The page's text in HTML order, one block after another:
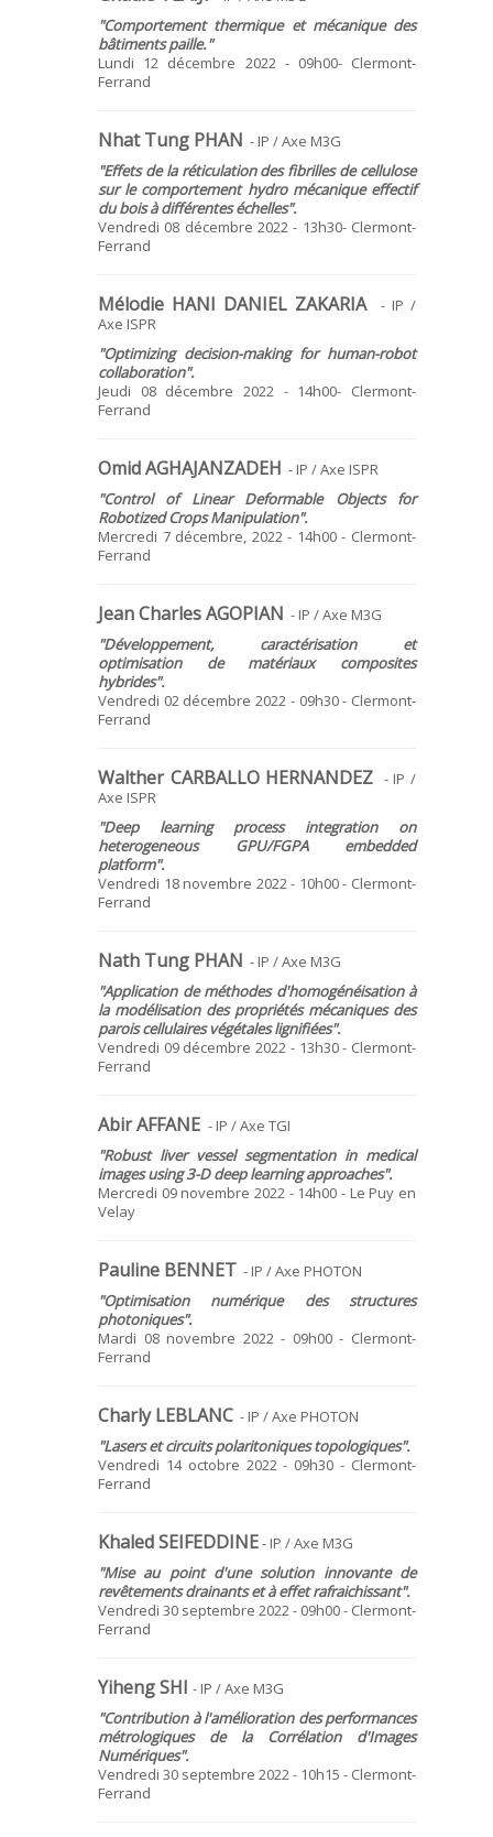
"Comportement thermique et mécanique des
bâtiments paille."
Lundi 12 décembre 2022 - 09h00- Clermont-
Ferrand
Nhat Tung PHAN - IP / Axe M3G
"Effets de la réticulation des fibrilles de cellulose
sur le comportement hydro mécanique effectif
du bois à différentes échelles".
Vendredi 08 décembre 2022 - 13h30- Clermont-
Ferrand
Mélodie HANI DANIEL ZAKARIA- IP /
Axe ISPR
"Optimizing decision-making for human-robot
collaboration".
Jeudi 08 décembre 2022 - 14h00- Clermont-
Ferrand
Omid AGHAJANZADEH - IP / Axe ISPR
"Control of Linear Deformable Objects for
Robotized Crops Manipulation".
Mercredi 7 décembre, 2022 - 14h00 - Clermont-
Ferrand
Jean Charles AGOPIAN - IP / Axe M3G
"Développement, caractérisation et
optimisation de matériaux composites
hybrides".
Vendredi 02 décembre 2022 - 09h30 - Clermont-
Ferrand
Walther CARBALLO HERNANDEZ - IP /
Axe ISPR
"Deep learning process integration on
heterogeneous GPU/FGPA embedded
platform".
Vendredi 18 novembre 2022 - 10h00 - Clermont-
Ferrand
Nath Tung PHAN - IP / Axe M3G
"Application de méthodes d'homogénéisation à
la modélisation des propriétés mécaniques des
parois cellulaires végétales lignifiées".
Vendredi 09 décembre 2022 - 13h30 - Clermont-
Ferrand
Abir AFFANE - IP / Axe TGI
"Robust liver vessel segmentation in medical
images using 3-D deep learningapproaches".
Mercredi 09 novembre 2022 - 14h00 - Le Puy en
Velay
Pauline BENNET - IP / Axe PHOTON
"Optimisation numérique des structures
photoniques".
Mardi 08 novembre 2022 - 09h00 - Clermont-
Ferrand
Charly LEBLANC - IP / Axe PHOTON
"Lasers et circuits polaritoniques topologiques".
Vendredi 14 octobre 2022 - 09h30 - Clermont-
Ferrand
Khaled SEIFEDDINE- IP / Axe M3G
"Mise au point d'une solution innovante de
revêtements drainants et à effet rafraichissant".
Vendredi 30 septembre 2022 - 09h00 - Clermont-
Ferrand
Yiheng SHI - IP / Axe M3G
"Contribution à l'amélioration des performances
métrologiques de la Corrélation d'Images
Numériques".
Vendredi 30 septembre 2022 - 10h15 - Clermont-
Ferrand